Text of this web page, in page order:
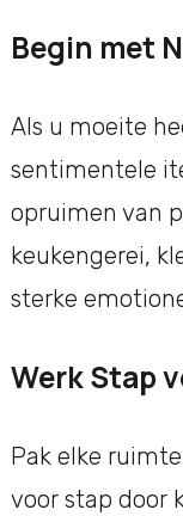
Begin met
Als u moeite
sentimentele
opruimen van
keukengerei,
sterke
Werk Stap
Pak elke
voor stap door